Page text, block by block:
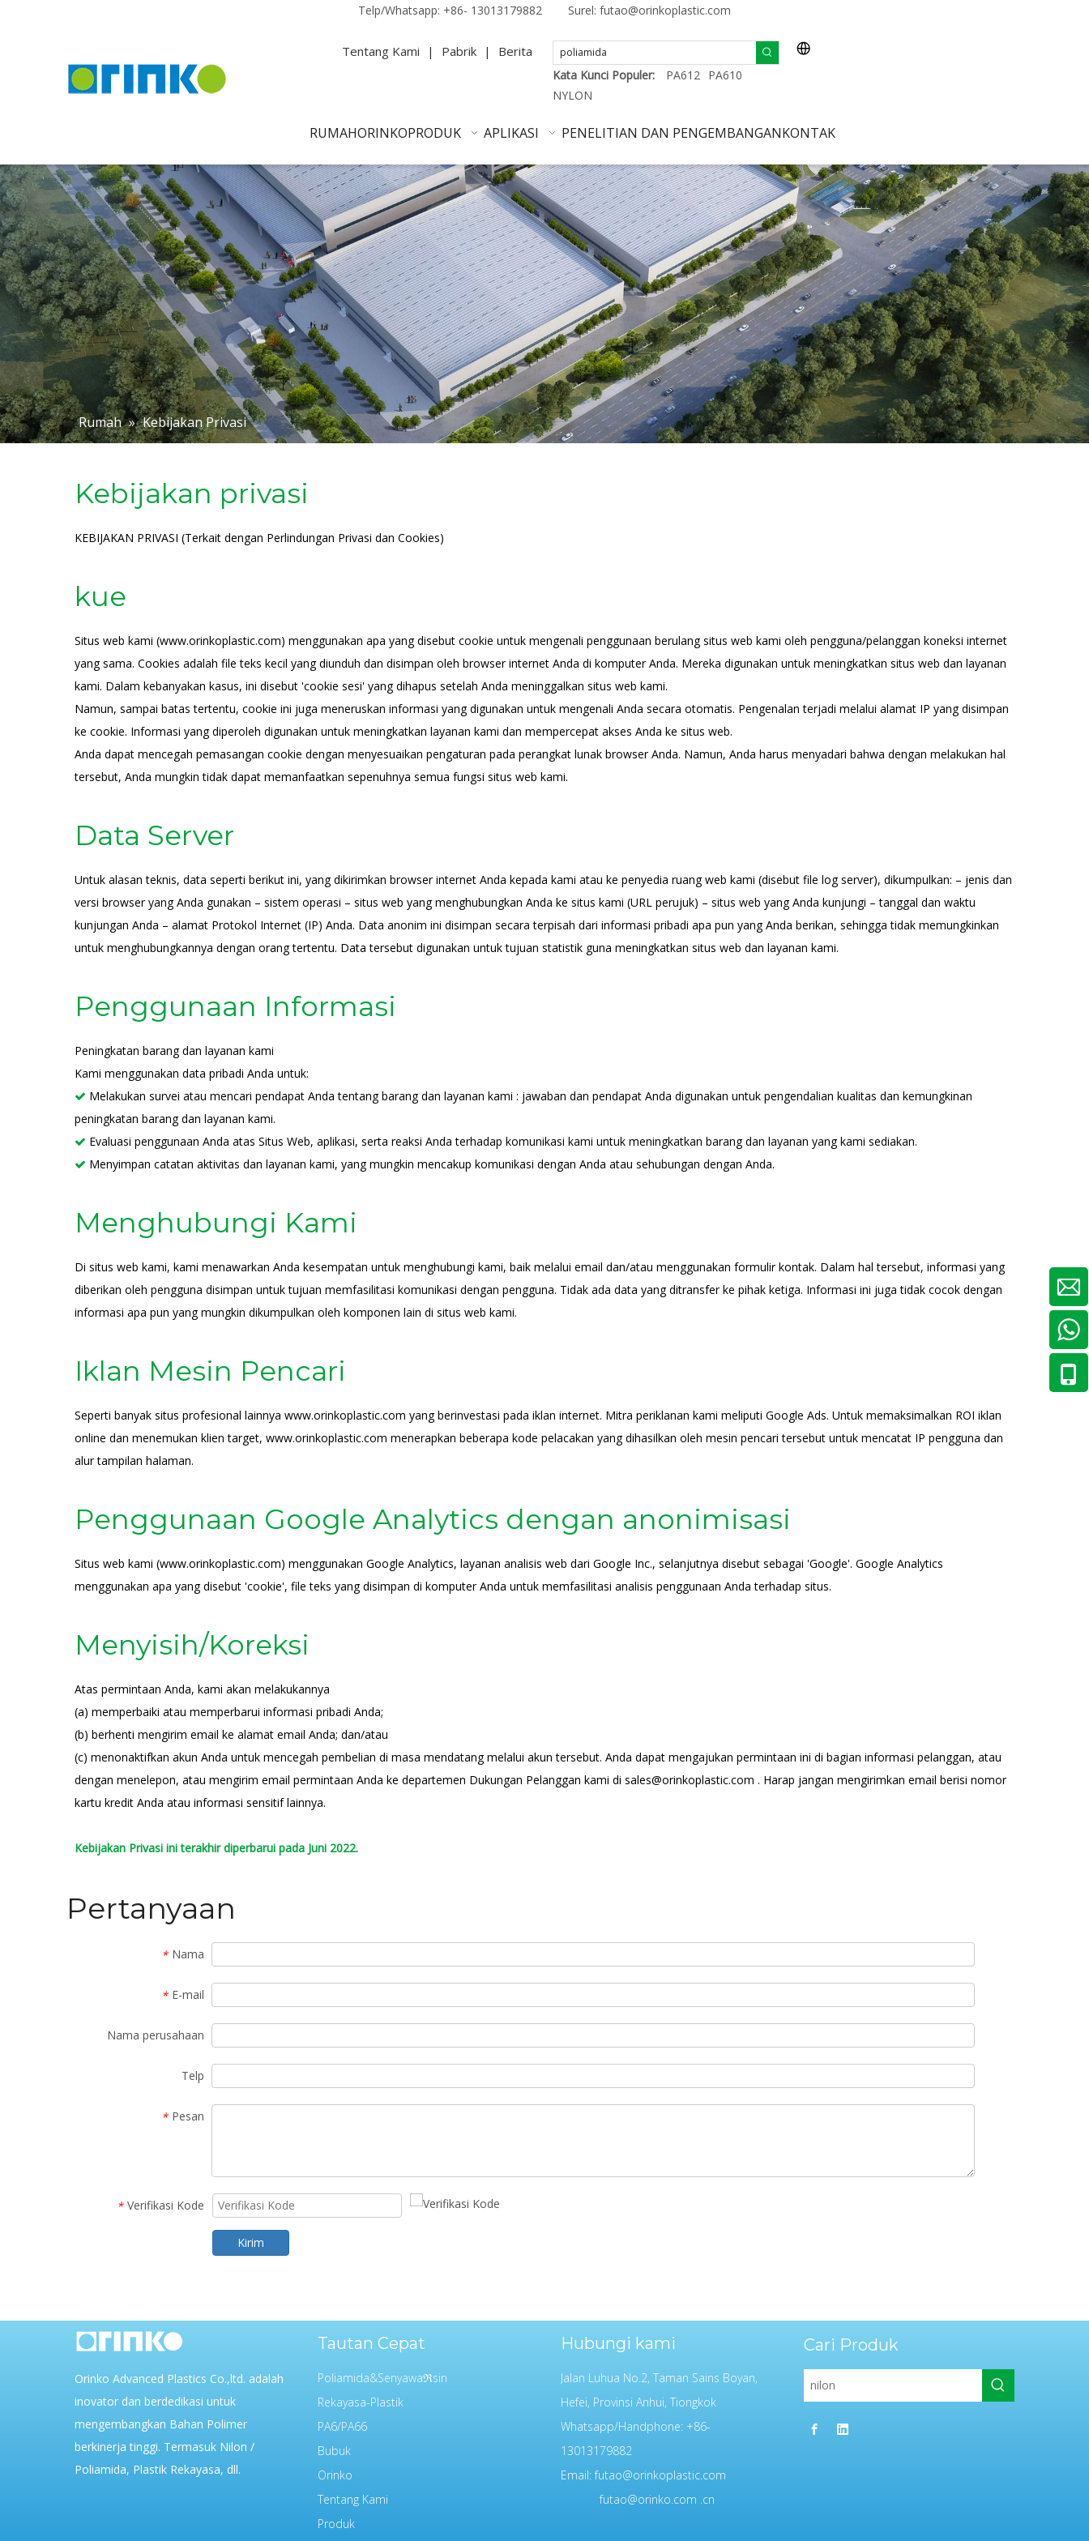
Telp/Whatsapp: +86- 13013179882 Surel: futao@orinkoplastic.com
Tentang Kami | Pabrik | Berita
Kata Kunci Populer: PA612 PA610
NYLON
RUMAHORINKOPRODUK APLIKASI PENELITIAN DAN PENGEMBANGANKONTAK
Rumah » Kebijakan Privasi
Kebijakan privasi
KEBIJAKAN PRIVASI (Terkait dengan Perlindungan Privasi dan Cookies)
kue
Situs web kami (www.orinkoplastic.com) menggunakan apa yang disebut cookie untuk mengenali penggunaan berulang situs web kami oleh pengguna/pelanggan koneksi internet
yang sama. Cookies adalah file teks kecil yang diunduh dan disimpan oleh browser internet Anda di komputer Anda. Mereka digunakan untuk meningkatkan situs web dan layanan
kami. Dalam kebanyakan kasus, ini disebut 'cookie sesi' yang dihapus setelah Anda meninggalkan situs web kami.
Namun, sampai batas tertentu, cookie ini juga meneruskan informasi yang digunakan untuk mengenali Anda secara otomatis. Pengenalan terjadi melalui alamat IP yang disimpan
ke cookie. Informasi yang diperoleh digunakan untuk meningkatkan layanan kami dan mempercepat akses Anda ke situs web.
Anda dapat mencegah pemasangan cookie dengan menyesuaikan pengaturan pada perangkat lunak browser Anda. Namun, Anda harus menyadari bahwa dengan melakukan hal
tersebut, Anda mungkin tidak dapat memanfaatkan sepenuhnya semua fungsi situs web kami.
Data Server
Untuk alasan teknis, data seperti berikut ini, yang dikirimkan browser internet Anda kepada kami atau ke penyedia ruang web kami (disebut file log server), dikumpulkan: – jenis dan
versi browser yang Anda gunakan – sistem operasi – situs web yang menghubungkan Anda ke situs kami (URL perujuk) – situs web yang Anda kunjungi – tanggal dan waktu
kunjungan Anda – alamat Protokol Internet (IP) Anda. Data anonim ini disimpan secara terpisah dari informasi pribadi apa pun yang Anda berikan, sehingga tidak memungkinkan
untuk menghubungkannya dengan orang tertentu. Data tersebut digunakan untuk tujuan statistik guna meningkatkan situs web dan layanan kami.
Penggunaan Informasi
Peningkatan barang dan layanan kami
Kami menggunakan data pribadi Anda untuk:
 Melakukan survei atau mencari pendapat Anda tentang barang dan layanan kami : jawaban dan pendapat Anda digunakan untuk pengendalian kualitas dan kemungkinan
peningkatan barang dan layanan kami.
 Evaluasi penggunaan Anda atas Situs Web, aplikasi, serta reaksi Anda terhadap komunikasi kami untuk meningkatkan barang dan layanan yang kami sediakan.
 Menyimpan catatan aktivitas dan layanan kami, yang mungkin mencakup komunikasi dengan Anda atau sehubungan dengan Anda.
Menghubungi Kami
Di situs web kami, kami menawarkan Anda kesempatan untuk menghubungi kami, baik melalui email dan/atau menggunakan formulir kontak. Dalam hal tersebut, informasi yang
diberikan oleh pengguna disimpan untuk tujuan memfasilitasi komunikasi dengan pengguna. Tidak ada data yang ditransfer ke pihak ketiga. Informasi ini juga tidak cocok dengan
informasi apa pun yang mungkin dikumpulkan oleh komponen lain di situs web kami.
Iklan Mesin Pencari
Seperti banyak situs profesional lainnya www.orinkoplastic.com yang berinvestasi pada iklan internet. Mitra periklanan kami meliputi Google Ads. Untuk memaksimalkan ROI iklan
online dan menemukan klien target, www.orinkoplastic.com menerapkan beberapa kode pelacakan yang dihasilkan oleh mesin pencari tersebut untuk mencatat IP pengguna dan
alur tampilan halaman.
Penggunaan Google Analytics dengan anonimisasi
Situs web kami (www.orinkoplastic.com) menggunakan Google Analytics, layanan analisis web dari Google Inc., selanjutnya disebut sebagai 'Google'. Google Analytics
menggunakan apa yang disebut 'cookie', file teks yang disimpan di komputer Anda untuk memfasilitasi analisis penggunaan Anda terhadap situs.
Menyisih/Koreksi
Atas permintaan Anda, kami akan melakukannya
(a) memperbaiki atau memperbarui informasi pribadi Anda;
(b) berhenti mengirim email ke alamat email Anda; dan/atau
(c) menonaktifkan akun Anda untuk mencegah pembelian di masa mendatang melalui akun tersebut. Anda dapat mengajukan permintaan ini di bagian informasi pelanggan, atau
dengan menelepon, atau mengirim email permintaan Anda ke departemen Dukungan Pelanggan kami di sales@orinkoplastic.com . Harap jangan mengirimkan email berisi nomor
kartu kredit Anda atau informasi sensitif lainnya.
Kebijakan Privasi ini terakhir diperbarui pada Juni 2022.
Pertanyaan
* Nama
* E-mail
Nama perusahaan
Telp
* Pesan
* Verifikasi Kode
Kirim
Orinko Advanced Plastics Co.,ltd. adalah
inovator dan berdedikasi untuk
mengembangkan Bahan Polimer
berkinerja tinggi. Termasuk Nilon /
Poliamida, Plastik Rekayasa, dll.
Tautan Cepat
Poliamida&Senyawaℜsin
Rekayasa-Plastik
PA6/PA66
Bubuk
Orinko
Tentang Kami
Produk
Hubungi kami
Jalan Luhua No.2, Taman Sains Boyan,
Hefei, Provinsi Anhui, Tiongkok
Whatsapp/Handphone: +86-
13013179882
Email:futao@orinkoplastic.com
futao@orinko.com .cn
Cari Produk